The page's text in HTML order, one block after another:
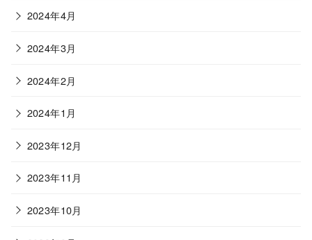
2024年4月
2024年3月
2024年2月
2024年1月
2023年12月
2023年11月
2023年10月